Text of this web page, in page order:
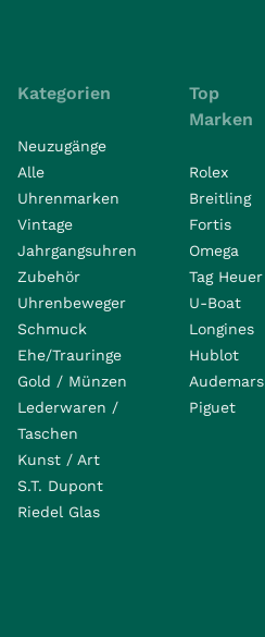
Kategorien
Neuzugänge
Alle
Uhrenmarken
Vintage
Jahrgangsuhren
Zubehör
Uhrenbeweger
Schmuck
Ehe/Trauringe
Gold / Münzen
Lederwaren /
Taschen
Kunst / Art
S.T. Dupont
Riedel Glas
Top
Marken
Rolex
Breitling
Fortis
Omega
Tag Heuer
U-Boat
Longines
Hublot
Audemars
Piguet